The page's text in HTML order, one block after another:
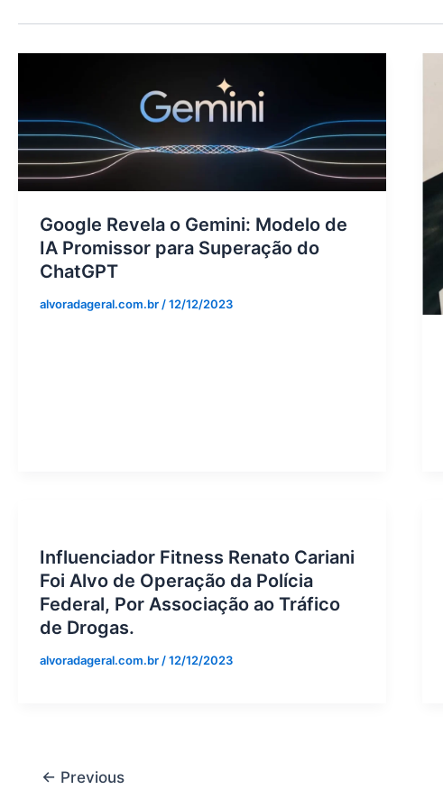
Google Revela o Gemini: Modelo de
IA Promissor para Superação do
ChatGPT
alvoradageral.com.br /12/12/2023
Influenciador Fitness Renato Cariani
Foi Alvo de Operação da Polícia
Federal, Por Associação ao Tráfico
de Drogas.
alvoradageral.com.br /12/12/2023
← Previous